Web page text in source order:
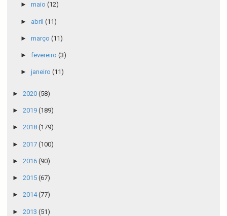
► maio (12)
► abril (11)
► março (11)
► fevereiro (3)
► janeiro (11)
► 2020 (58)
► 2019 (189)
► 2018 (179)
► 2017 (100)
► 2016 (90)
► 2015 (67)
► 2014(77)
► 2013 (51)